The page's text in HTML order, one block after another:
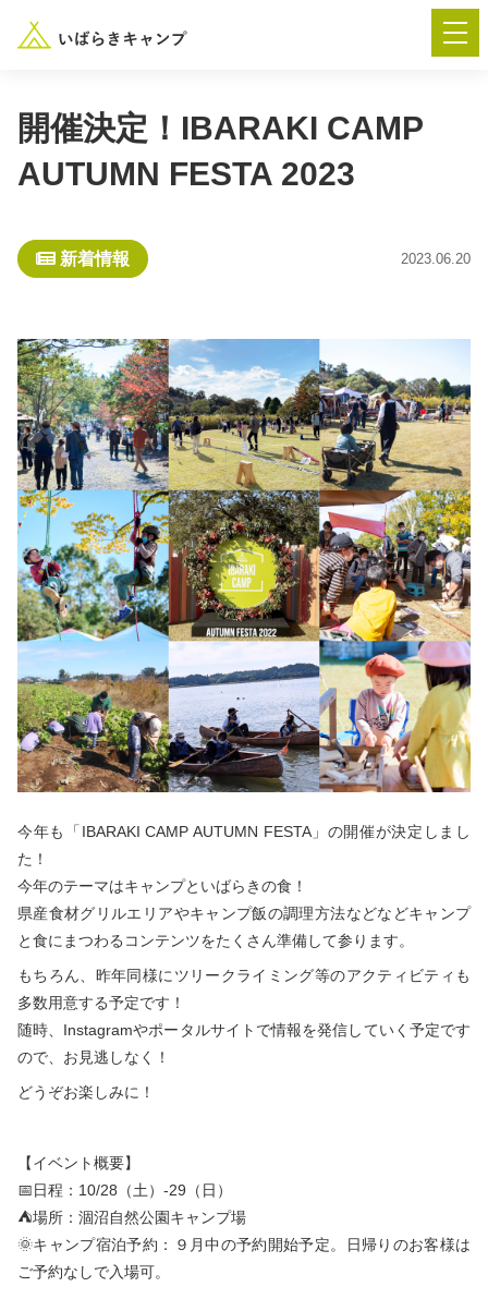
― AUTUMN FESTA 2026 ―
楽しみ方 新着情報
イベント情報 春夏キャンプ
秋冬キャンプ 山間キャンプ
海辺キャンプ 川辺キャンプ
湖畔キャンプ
利用規約
プライバシーポリシー
開催決定！IBARAKI CAMP
AUTUMN FESTA 2023
新着情報 2023.06.20
今年も「IBARAKI CAMP AUTUMN FESTA」の開催が決定しまし
た！
今年のテーマはキャンプといばらきの食！
県産食材グリルエリアやキャンプ飯の調理方法などなどキャンプ
と食にまつわるコンテンツをたくさん準備して参ります。
もちろん、昨年同様にツリークライミング等のアクティビティも
多数用意する予定です！
随時、Instagramやポータルサイトで情報を発信していく予定です
ので、お見逃しなく！
どうぞお楽しみに！
【イベント概要】
📅日程：10/28（土）-29（日）
⛺場所：涸沼自然公園キャンプ場
🌞キャンプ宿泊予約：９月中の予約開始予定。日帰りのお客様は
ご予約なしで入場可。